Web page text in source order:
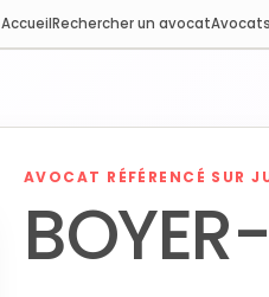
AccueilRechercher un avocat
AVOCAT RÉFÉRENCÉ SUR